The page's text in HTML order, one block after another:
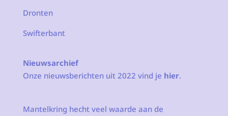
Dronten
Swifterbant
Nieuwsarchief
Onze nieuwsberichten uit 2022 vind je hier.
Mantelkring hecht veel waarde aan de